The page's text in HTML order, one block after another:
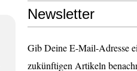
Newsletter
Gib Deine E-Mail-Adresse
zukünftigen Artikeln